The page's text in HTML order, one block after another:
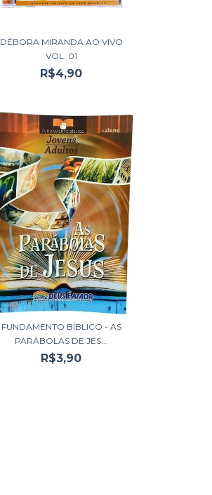
DÉBORA MIRANDA AO VIVO
VOL. 01
R$4,90
FUNDAMENTO BÍBLICO - AS
PARÁBOLAS DE JES...
R$3,90